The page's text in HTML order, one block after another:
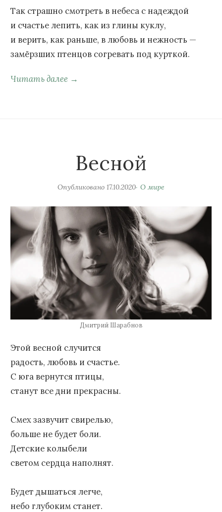
Так страшно смотреть в небеса с надеждой
и счастье лепить, как из глины куклу,
и верить, как раньше, в любовь и нежность —
замёрзших птенцов согревать под курткой.
Читать далее →
Весной
Опубликовано 17.10.2020 О мире
Дмитрий Шарабнов
Этой весной случится
радость, любовь и счастье.
С юга вернутся птицы,
станут все дни прекрасны.
Смех зазвучит свирелью,
больше не будет боли.
Детские колыбели
светом сердца наполнят.
Будет дышаться легче,
небо глубоким станет.